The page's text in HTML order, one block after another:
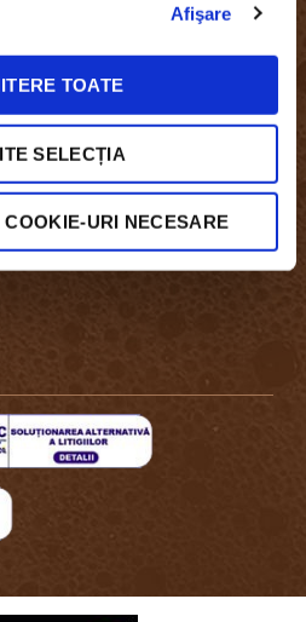
Afişare
TOATE
SELECȚIA
URI NECESARE